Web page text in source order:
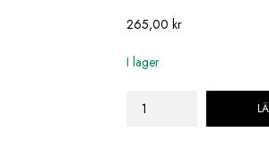
265,00kr
I lager
Ornamentglas